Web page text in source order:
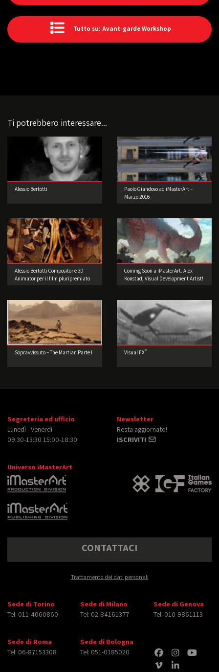
Tutto su: Avant-garde Workshop
Ti potrebbero interessare...
Alessio Bertotti
Paolo Giandoso ad iMasterArt –
Marzo 2016
Alessio Bertotti Compositor e 3D
Animator per il film pluripremiato
Coming Soon a iMasterArt: Alex
Konstad, Visual Development Artist!
Sopravvissuto – The Martian Parte I Visual FX®
Segreteria ed ufficio
Lunedì - Venerdì
09:30-13:30 15:00-18:30
Newsletter
Resta aggiornato!
ISCRIVITI
Universo iMasterArt
CONTATTACI
Trattamento dei dati personali
Sede di Torino
Tel: 011-4060860
Sede di Milano
Tel: 02-84161377
Sede di Genova
Tel: 010-9861113
Sede di Roma
Tel: 06-87153308
Sede di Bologna
Tel: 051-0185020